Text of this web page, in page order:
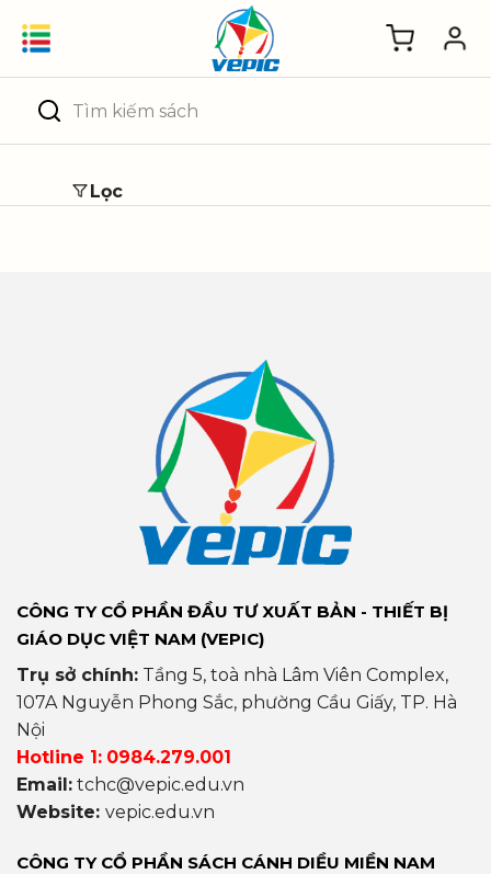
Tìm
kiếm:
Lọc
CÔNG TY CỔ PHẦN ĐẦU TƯ XUẤT BẢN - THIẾT BỊ
GIÁO DỤC VIỆT NAM (VEPIC)
Trụ sở chính: Tầng 5, toà nhà Lâm Viên Complex,
107A Nguyễn Phong Sắc, phường Cầu Giấy, TP. Hà
Nội
Hotline 1: 0984.279.001
Email: tchc@vepic.edu.vn
Website: vepic.edu.vn
CÔNG TY CỔ PHẦN SÁCH CÁNH DIỀU MIỀN NAM